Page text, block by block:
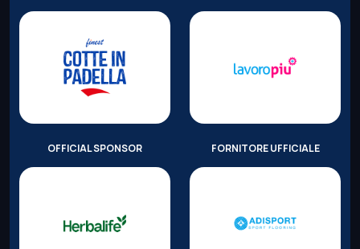
OFFICIAL SPONSOR FORNITORE UFFICIALE